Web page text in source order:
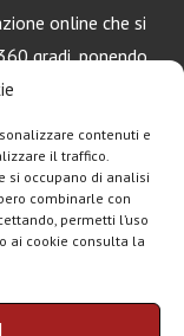
contenuti e
il traffico.
si occupano di analisi
combinarle con
permetti l’uso
ai cookie consulta la
online che si
gradi, ponendo
Apple e
policy